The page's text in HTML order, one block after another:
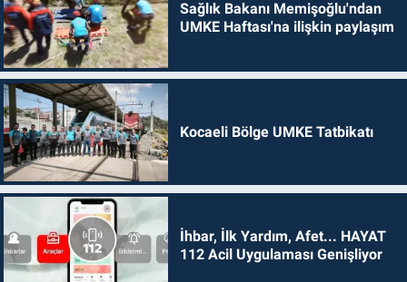
Sağlık Bakanı Memişoğlu'ndan
UMKE Haftası'na ilişkin paylaşım
Kocaeli Bölge UMKE Tatbikatı
İhbar, İlk Yardım, Afet... HAYAT
112 Acil Uygulaması Genişliyor